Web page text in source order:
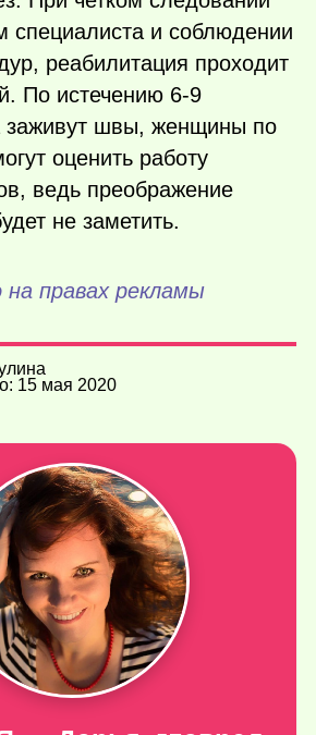
специалиста и соблюдении
реабилитация проходит
По истечению 6-9
заживут швы, женщины по
оценить работу
ведь преображение
не заметить.
на правах рекламы
15 мая 2020